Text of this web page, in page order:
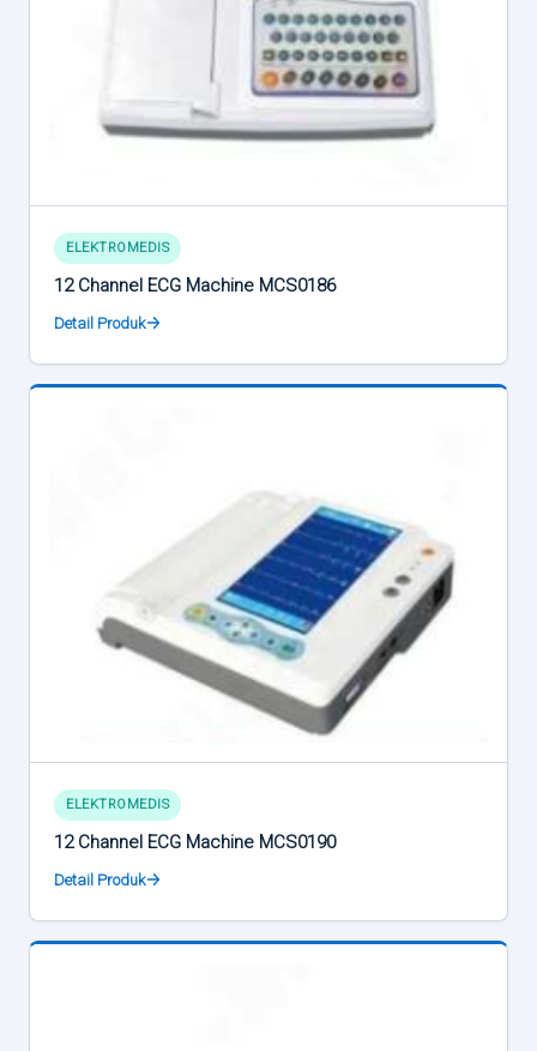
ELEKTROMEDIS
12 Channel ECG Machine MCS0186
Detail Produk
ELEKTROMEDIS
12 Channel ECG Machine MCS0190
Detail Produk